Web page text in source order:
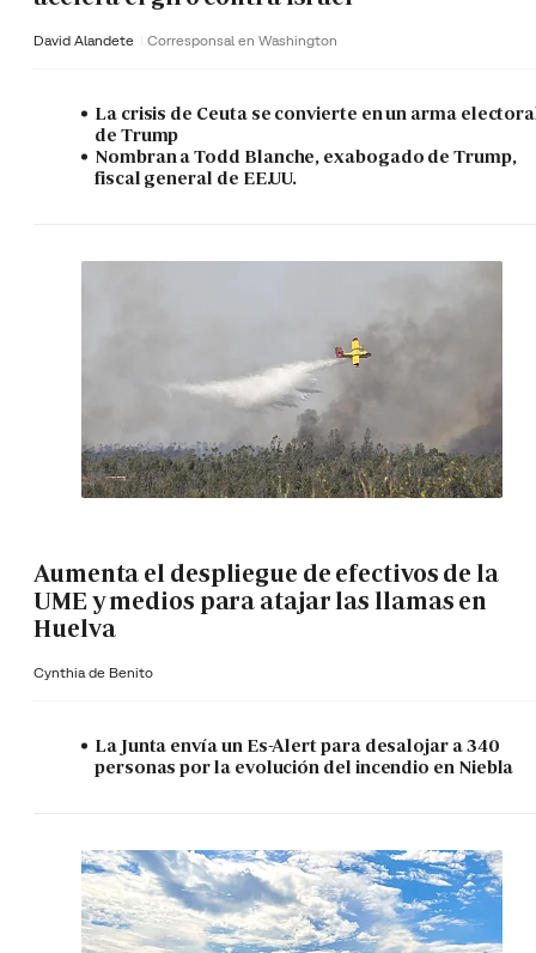
David Alandete Corresponsal en Washington
La crisis de Ceuta se convierte en un arma
de Trump
Nombran a Todd Blanche, exabogado de Trump,
fiscal general de EE.UU.
Aumenta el despliegue de efectivos de la
UME y medios para atajar las llamas en
Huelva
Cynthia de Benito
La Junta envía un Es-Alert para desalojar a 340
personas por la evolución del incendio en Niebla